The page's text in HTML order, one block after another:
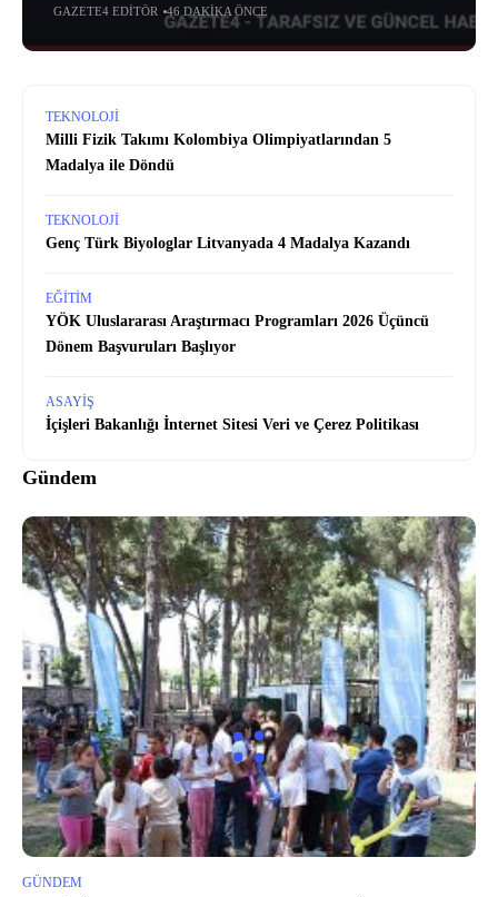
GAZETE4 EDITÖR 46 DAKIKA ÖNCE
TEKNOLOJI
Milli Fizik Takımı Kolombiya Olimpiyatlarından 5
Madalya ile Döndü
TEKNOLOJI
Genç Türk Biyologlar Litvanyada 4 Madalya Kazandı
EĞITIM
YÖK Uluslararası Araştırmacı Programları 2026 Üçüncü
Dönem Başvuruları Başlıyor
ASAYIŞ
İçişleri Bakanlığı İnternet Sitesi Veri ve Çerez Politikası
Gündem
GÜNDEM